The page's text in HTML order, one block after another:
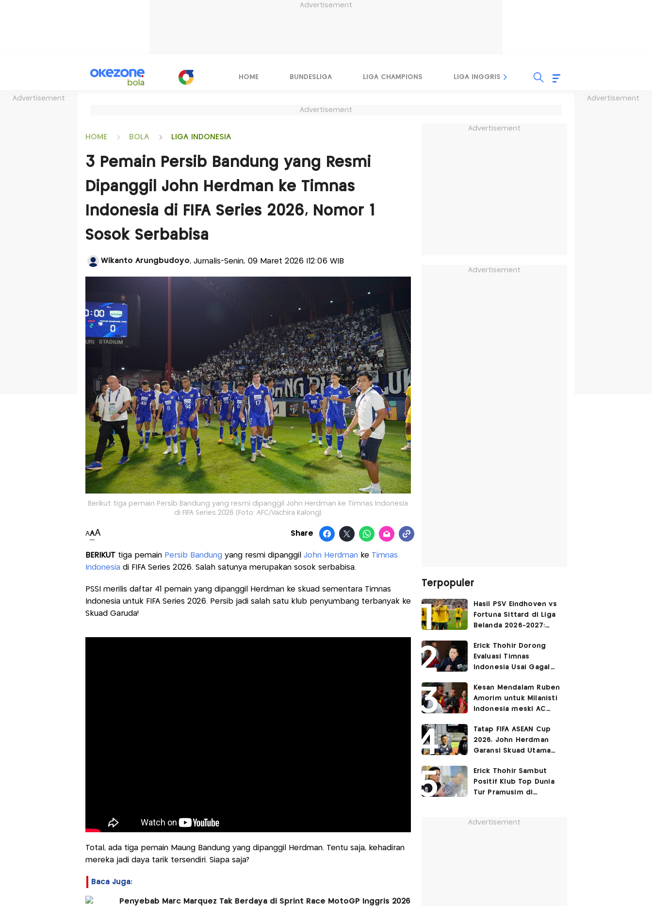
Advertisement
Advertisement Advertisement
HOME BUNDESLIGA LIGA CHAMPIONS LIGA INGGRIS LIGA ITALIA
Advertisement
HOME BOLA LIGA INDONESIA
3 Pemain Persib Bandung yang Resmi
Dipanggil John Herdman ke Timnas
Indonesia di FIFA Series 2026, Nomor 1
Sosok Serbabisa
Wikanto Arungbudoyo, Jurnalis-Senin, 09 Maret 2026 |12:06 WIB
Berikut tiga pemain Persib Bandung yang resmi dipanggil John Herdman ke Timnas Indonesia
di FIFA Series 2026 (Foto: AFC/Vachira Kalong)
AAA Share
BERIKUTtiga pemain Persib Bandung yang resmi dipanggil John Herdman ke Timnas
Indonesiadi FIFA Series 2026. Salah satunya merupakan sosok serbabisa.
PSSI merilis daftar 41 pemain yang dipanggil Herdman ke skuad sementara Timnas
Indonesia untuk FIFA Series 2026. Persib jadi salah satu klub penyumbang terbanyak ke
Skuad Garuda!
Total, ada tiga pemain Maung Bandung yang dipanggil Herdman. Tentu saja, kehadiran
mereka jadi daya tarik tersendiri. Siapa saja?
Baca Juga:
Penyebab Marc Marquez Tak Berdaya di Sprint Race MotoGP Inggris 2026
Advertisement
Advertisement
Terpopuler
Hasil PSV Eindhoven vs
Fortuna Sittard di Liga
Belanda 2026-2027:
Menit, Ole Romeny
Cetak Gol Debut
Erick Thohir Dorong
Evaluasi Timnas
Indonesia Usai Gagal
AFF 2026
Kesan Mendalam Ruben
Amorim untuk Milanisti
Indonesia meski AC
di SUGBK
Tatap FIFA ASEAN Cup
2026, John Herdman
Garansi Skuad Utama
Diperkuat Kevin Diks
dan Jay Idzes
Erick Thohir Sambut
Positif Klub Top Dunia
Tur Pramusim di
Advertisement